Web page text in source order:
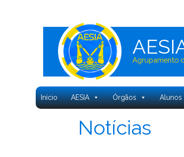
Agrupamento
Início AESIA Órgãos Alunos
Notícias